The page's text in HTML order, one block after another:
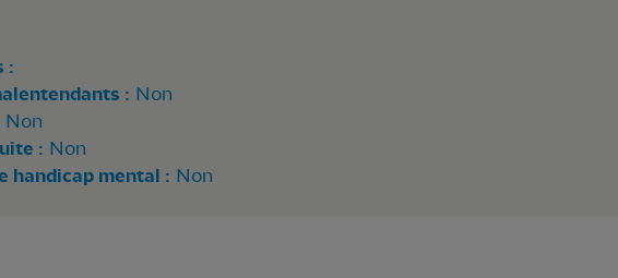
:
: Non
Non
: Non
handicap mental : Non